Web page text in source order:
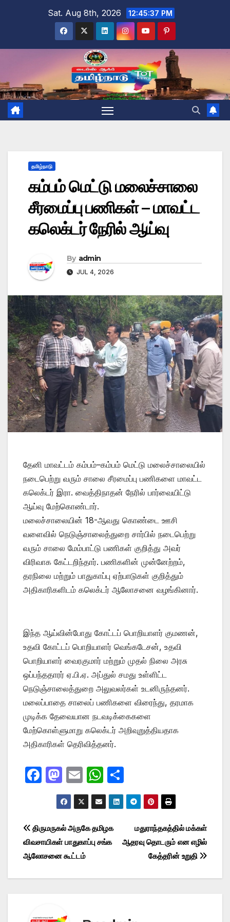
Sat. Aug 8th, 2026 12:45:38 PM
தமிழ்நாடு
கம்பம் மெட்டு மலைச்சாலை
சீரமைப்பு பணிகள் – மாவட்ட
கலெக்டர் நேரில் ஆய்வு
By admin
JUL 4, 2026
தேனி மாவட்டம் கம்பம்–கம்பம் மெட்டு மலைச்சாலையில்
நடைபெற்று வரும் சாலை சீரமைப்பு பணிகளை மாவட்ட
கலெக்டர் இரா. வைத்திநாதன் நேரில் பார்வையிட்டு
ஆய்வு மேற்கொண்டார்.
மலைச்சாலையின் 18-ஆவது கொண்டை ஊசி
வளைவில் நெடுஞ்சாலைத்துறை சார்பில் நடைபெற்று
வரும் சாலை மேம்பாட்டு பணிகள் குறித்து அவர்
விரிவாக கேட்டறிந்தார். பணிகளின் முன்னேற்றம்,
தரநிலை மற்றும் பாதுகாப்பு ஏற்பாடுகள் குறித்தும்
அதிகாரிகளிடம் கலெக்டர் ஆலோசனை வழங்கினார்.
இந்த ஆய்வின்போது கோட்டப் பொறியாளர் குமணன்,
உதவி கோட்டப் பொறியாளர் வெங்கடேசன், உதவி
பொறியாளர் வைரகுமார் மற்றும் முதல் நிலை அரசு
ஒப்பந்ததாரர் ஏ.பி.ஏ. அப்துல் சமது உள்ளிட்ட
நெடுஞ்சாலைத்துறை அலுவலர்கள் உடனிருந்தனர்.
மலைப்பாதை சாலைப் பணிகளை விரைந்து, தரமாக
முடிக்க தேவையான நடவடிக்கைகளை
மேற்கொள்ளுமாறு கலெக்டர் அறிவுறுத்தியதாக
அதிகாரிகள் தெரிவித்தனர்.
F
e
b
o
o
M
a
st
o
d
o
n
E
m
ail
W
h
at
s
A
p
h
ar
Post
navigation
மதுராந்தகத்தில் மக்கள்
ஆதரவு தொடரும் என எழில்
கேத்தரின் உறுதி
திருமருகல் அருகே தமிழக
விவசாயிகள் பாதுகாப்பு சங்க
ஆலோசனை கூட்டம்